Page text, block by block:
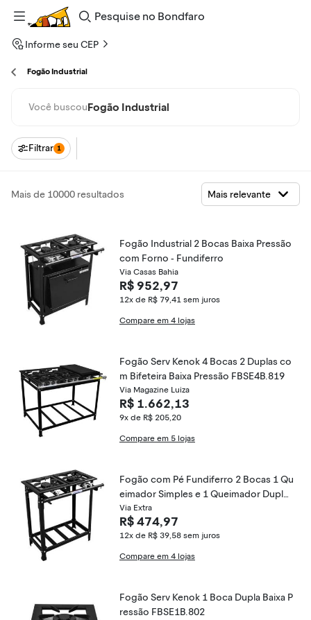
Pesquise
Bondfaro
Informe seu CEP
Fogão Industrial
Você buscouFogão Industrial
Filtrar 1
Mais de 10000 resultados
Fogão Industrial 2 Bocas Baixa Pressão
com Forno - Fundiferro
Via Casas Bahia
R$ 952,97
12x de R$ 79,41 sem juros
Compare em 4 lojas
Fogão Serv Kenok 4 Bocas 2 Duplas co
m Bifeteira Baixa Pressão FBSE4B.819
Via Magazine Luiza
R$ 1.662,13
9x de R$ 205,20
Compare em 5 lojas
Fogão com Pé Fundiferro 2 Bocas 1 Qu
eimador Simples e 1 Queimador Duplo
Baixa Pressão
Via Extra
R$ 474,97
12x de R$ 39,58 sem juros
Compare em 4 lojas
Fogão Serv Kenok 1 Boca Dupla Baixa P
ressão FBSE1B.802